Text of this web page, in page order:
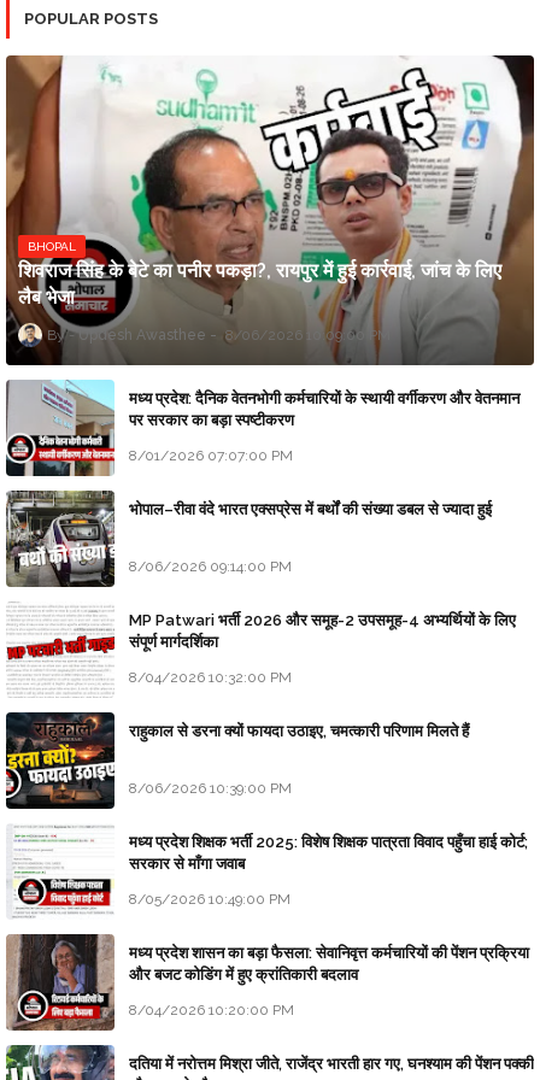
POPULAR POSTS
BHOPAL
शिवराज सिंह के बेटे का पनीर पकड़ा?, रायपुर में हुई कार्रवाई, जांच के लिए
लैब भेजा
Updesh Awasthee 8/06/2026 10:09:00 PM
मध्य प्रदेश: दैनिक वेतनभोगी कर्मचारियों के स्थायी वर्गीकरण और वेतनमान
पर सरकार का बड़ा स्पष्टीकरण
8/01/2026 07:07:00 PM
भोपाल–रीवा वंदे भारत एक्सप्रेस में बर्थों की संख्या डबल से ज्यादा हुई
8/06/2026 09:14:00 PM
MP Patwari भर्ती 2026 और समूह-2 उपसमूह-4 अभ्यर्थियों के लिए
संपूर्ण मार्गदर्शिका
8/04/2026 10:32:00 PM
राहुकाल से डरना क्यों फायदा उठाइए, चमत्कारी परिणाम मिलते हैं
8/06/2026 10:39:00 PM
मध्य प्रदेश शिक्षक भर्ती 2025: विशेष शिक्षक पात्रता विवाद पहुँचा हाई कोर्ट;
सरकार से माँगा जवाब
8/05/2026 10:49:00 PM
मध्य प्रदेश शासन का बड़ा फैसला: सेवानिवृत्त कर्मचारियों की पेंशन प्रक्रिया
और बजट कोडिंग में हुए क्रांतिकारी बदलाव
8/04/2026 10:20:00 PM
दतिया में नरोत्तम मिश्रा जीते, राजेंद्र भारती हार गए, घनश्याम की पेंशन पक्की